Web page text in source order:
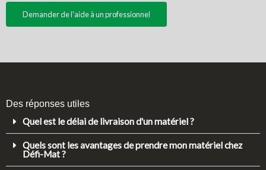
Demander de l'aide à un professionnel
Des réponses utiles
Quel est le délai de livraison d'un matériel ?
Quels sont les avantages de prendre mon matériel chez
Défi-Mat ?